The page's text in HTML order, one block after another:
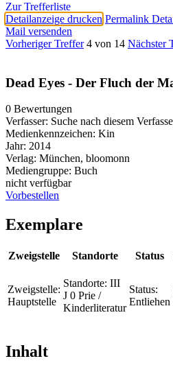
Zur Trefferliste
Detailanzeige drucken Permalink
Mail versenden
Vorheriger Treffer 4 von 14 Nächster
Dead Eyes - Der Fluch der
0 Bewertungen
Verfasser: Suche nach diesem
Medienkennzeichen: Kin
Jahr: 2014
Verlag: München, bloomonn
Mediengruppe: Buch
nicht verfügbar
Vorbestellen
Exemplare
Zweigstelle Standorte Status
Zweigstelle:
Hauptstelle
Standorte: III
J 0 Prie /
Kinderliteratur
Status:
Entliehen
Inhalt